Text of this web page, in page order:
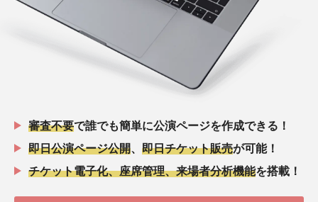
審査不要で誰でも簡単に公演ページを作成できる！
即日公演ページ公開
即日チケット販売が可能！
チケット電子化、座席管理、来場者分析機能を搭載！